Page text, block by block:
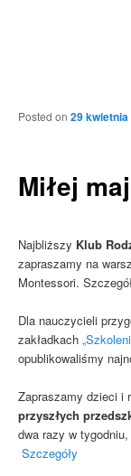
Miłej
Posted on 29 kwietnia
Najbliższy Klub
zapraszamy na
Montessori.
Dla nauczycieli
zakładkach
opublikowaliśmy
Zapraszamy dzieci i
przyszłych
dwa razy w
Szczegóły